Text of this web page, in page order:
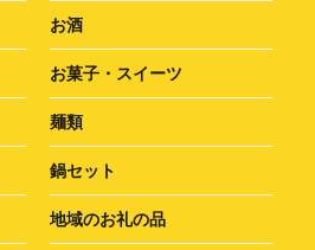
お酒
お菓子・スイーツ
麺類
鍋セット
地域のお礼の品